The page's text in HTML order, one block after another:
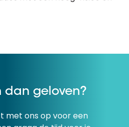
dan geloven?
met ons op voor een